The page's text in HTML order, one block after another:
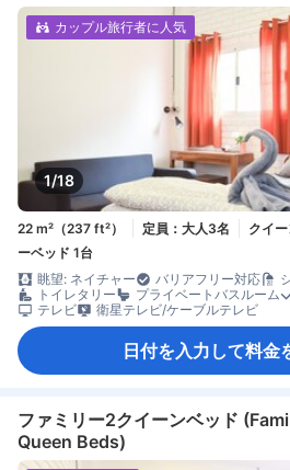
1/18
カップル旅行者に人気
22 m²（237 ft²） 定員：大人3名
クイ
ーベッド 1台
眺望: ネイチャー
バリアフリー対応
トイレタリー
プライベートバスルーム
テレビ
衛星テレビ/ケーブルテレビ
日付を入力して料金
ファミリー2クイーンベッド
Queen Beds)